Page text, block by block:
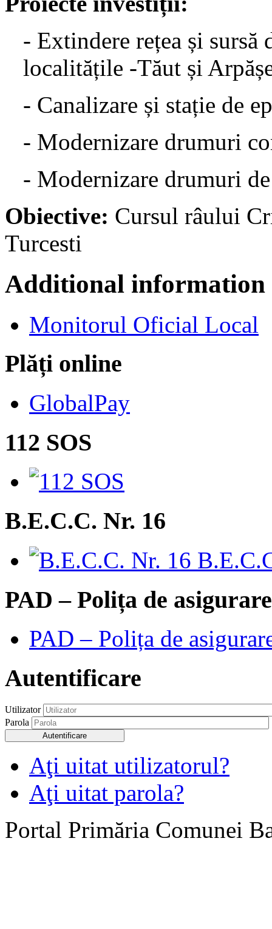
- Extindere rețea și sursă
localitățile -Tăut și
- Canalizare și stație de
- Modernizare drumuri
- Modernizare drumuri
Obiective: Cursul râului
Turcesti
Additional information
Monitorul Oficial Local
Plăți online
GlobalPay
112 SOS
B.E.C.C. Nr. 16
PAD – Polița de asigurare
PAD – Polița de
Autentificare
Utilizator
Parola
Autentificare
Aţi uitat utilizatorul?
Aţi uitat parola?
Portal Primăria Comunei